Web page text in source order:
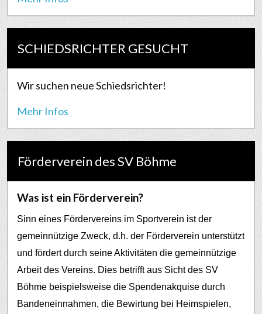
SCHIEDSRICHTER GESUCHT
Wir suchen neue Schiedsrichter!
Mehr Infos
Förderverein des SV Böhme
Was ist ein Förderverein?
Sinn eines Fördervereins im Sportverein ist der
gemeinnützige Zweck, d.h. der Förderverein unterstützt
und fördert durch seine Aktivitäten die gemeinnützige
Arbeit des Vereins. Dies betrifft aus Sicht des SV
Böhme beispielsweise die Spendenakquise durch
Bandeneinnahmen, die Bewirtung bei Heimspielen,